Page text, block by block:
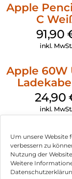
Um unsere Website
verbessern zu
Nutzung der
Weitere
Apple
C
91,90
inkl. MwSt.
Apple 60W
Weiß
24,90
inkl. MwSt.
Impressum